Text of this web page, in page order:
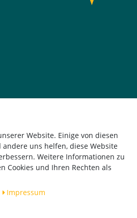
Website. Einige von diesen
uns helfen, diese Website
Weitere Informationen zu
Cookies und Ihren Rechten als
Impressum